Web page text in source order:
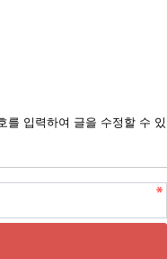
를 입력하여 글을 수정할 수 있